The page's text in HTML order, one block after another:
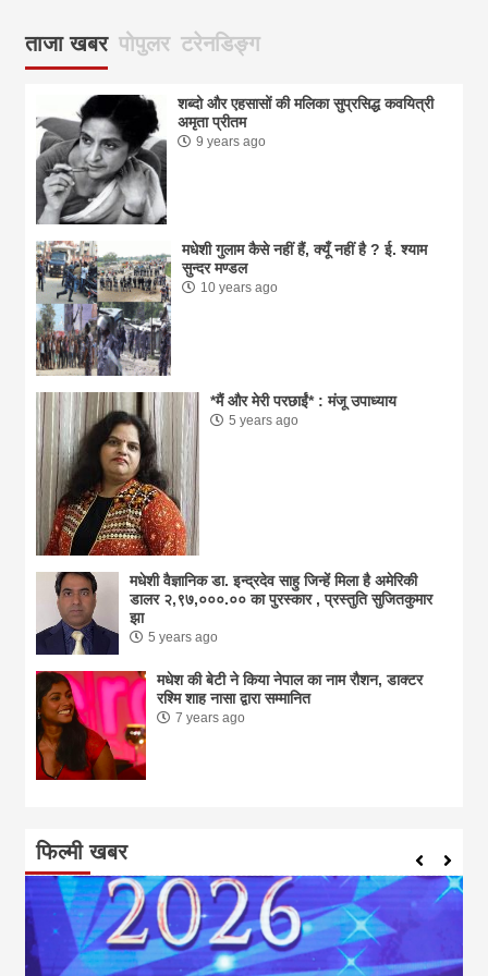
ताजा खबर पोपुलर टरेनडिङ्ग
शब्दो और एहसासों की मलिका सुप्रसिद्ध कवयित्री
अमृता प्रीतम
9 years ago
मधेशी गुलाम कैसे नहीं हैं, क्यूँ नहीं है ? ई. श्याम
सुन्दर मण्डल
10 years ago
*मैं और मेरी परछाईं* : मंजू उपाध्याय
5 years ago
मधेशी वैज्ञानिक डा. इन्द्रदेव साहु जिन्हें मिला है अमेरिकी
डालर २,९७,०००.०० का पुरस्कार , प्रस्तुति सुजितकुमार
झा
5 years ago
मधेश की बेटी ने किया नेपाल का नाम राैशन, डाक्टर
रश्मि शाह नासा द्वारा सम्मानित
7 years ago
फिल्मी खबर